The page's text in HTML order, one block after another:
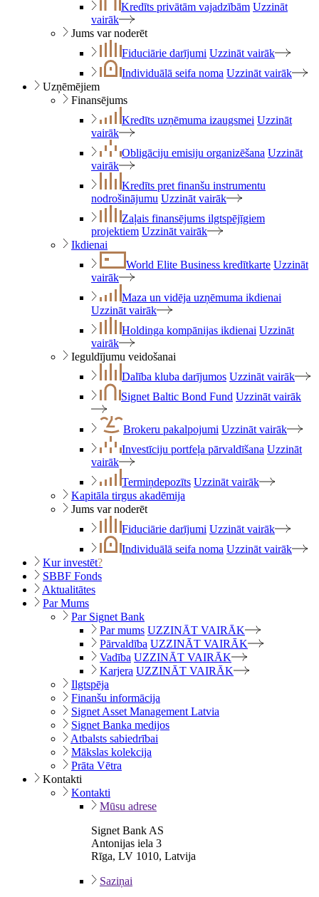
Kredīts privātām vajadzībām Uzzināt
vairāk
Jums var noderēt
Fiduciārie darījumi Uzzināt vairāk
Individuālā seifa noma Uzzināt vairāk
Uzņēmējiem
Finansējums
Kredīts uzņēmuma izaugsmei Uzzināt
vairāk
Obligāciju emisiju organizēšana Uzzināt
vairāk
Kredīts pret finanšu instrumentu
nodrošinājumu Uzzināt vairāk
Zaļais finansējums ilgtspējīgiem
projektiem Uzzināt vairāk
Ikdienai
World Elite Business kredītkarte Uzzināt
vairāk
Maza un vidēja uzņēmuma ikdienai
Uzzināt vairāk
Holdinga kompānijas ikdienai Uzzināt
vairāk
Ieguldījumu veidošanai
Dalība kluba darījumos Uzzināt vairāk
Signet Baltic Bond Fund Uzzināt vairāk
Brokeru pakalpojumi Uzzināt vairāk
Investīciju portfeļa pārvaldīšana Uzzināt
vairāk
Termiņdepozīts Uzzināt vairāk
Kapitāla tirgus akadēmija
Jums var noderēt
Fiduciārie darījumi Uzzināt vairāk
Individuālā seifa noma Uzzināt vairāk
Kur investēt?
SBBF Fonds
Aktualitātes
Par Mums
Par Signet Bank
Par mums UZZINĀT VAIRĀK
Pārvaldība UZZINĀT VAIRĀK
Vadība UZZINĀT VAIRĀK
Karjera UZZINĀT VAIRĀK
Ilgtspēja
Finanšu informācija
Signet Asset Management Latvia
Signet Banka medijos
Atbalsts sabiedrībai
Mākslas kolekcija
Prāta Vētra
Kontakti
Kontakti
Mūsu adrese
Signet Bank AS
Antonijas iela 3
Rīga, LV 1010, Latvija
Saziņai